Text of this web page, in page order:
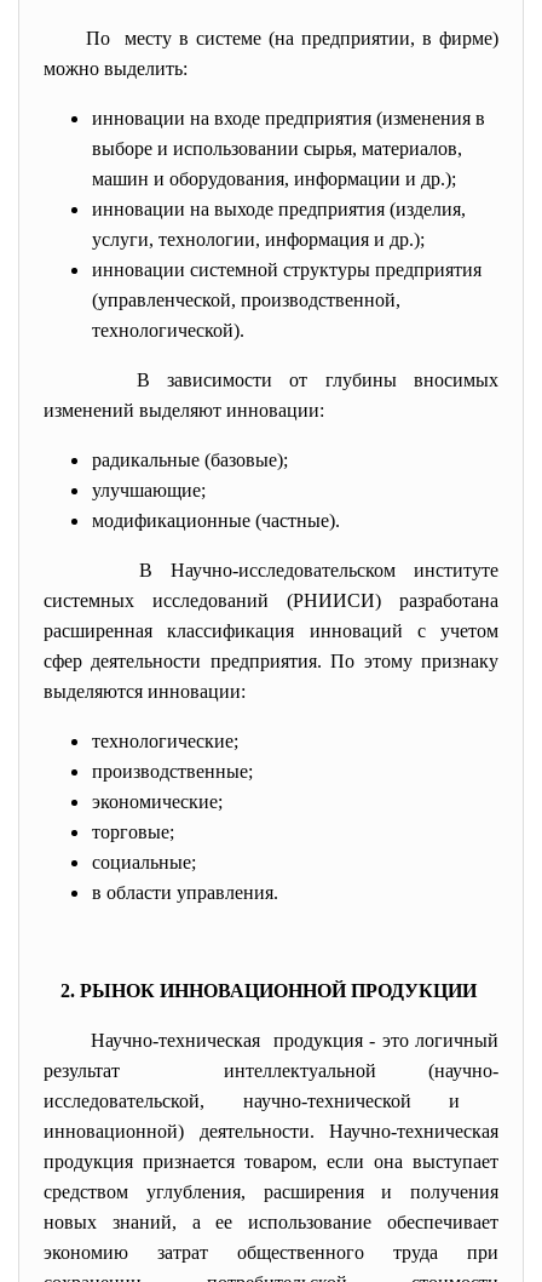
По месту в системе (на предприятии, в фирме)
можно выделить:
инновации на входе предприятия (изменения в
выборе и использовании сырья, материалов,
машин и оборудования, информации и др.);
инновации на выходе предприятия (изделия,
услуги, технологии, информация и др.);
инновации системной структуры предприятия
(управленческой, производственной,
технологической).
В зависимости от глубины вносимых
изменений выделяют инновации:
радикальные (базовые);
улучшающие;
модификационные (частные).
В Научно-исследовательском институте
системных исследований (РНИИСИ) разработана
расширенная классификация инноваций с учетом
сфер деятельности предприятия. По этому признаку
выделяются инновации:
технологические;
производственные;
экономические;
торговые;
социальные;
в области управления.
2. РЫНОК ИННОВАЦИОННОЙ ПРОДУКЦИИ
Научно-техническая продукция - это логичный
результат интеллектуальной (научно-
исследовательской, научно-технической и
инновационной) деятельности. Научно-техническая
продукция признается товаром, если она выступает
средством углубления, расширения и получения
новых знаний, а ее использование обеспечивает
экономию затрат общественного труда при